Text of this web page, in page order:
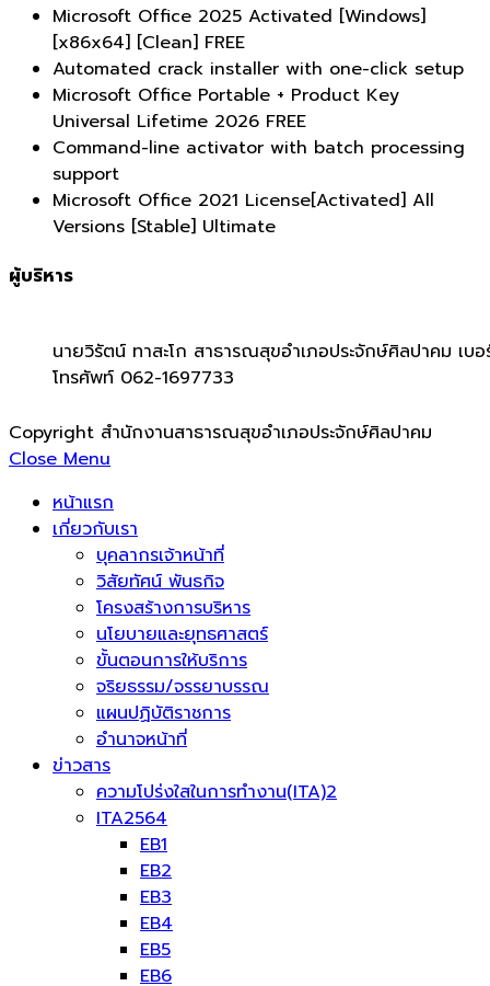
Microsoft Office 2025 Activated [Windows]
[x86x64] [Clean] FREE
Automated crack installer with one-click setup
Microsoft Office Portable + Product Key
Universal Lifetime 2026 FREE
Command-line activator with batch processing
support
Microsoft Office 2021 License[Activated] All
Versions [Stable] Ultimate
ผู้บริหาร
นายวิรัตน์ ทาสะโก สาธารณสุขอำเภอประจักษ์ศิลปาคม เบอ
โทรศัพท์ 062-1697733
Copyright สำนักงานสาธารณสุขอำเภอประจักษ์ศิลปาคม
Close Menu
หน้าแรก
เกี่ยวกับเรา
บุคลากรเจ้าหน้าที่
วิสัยทัศน์ พันธกิจ
โครงสร้างการบริหาร
นโยบายและยุทธศาสตร์
ขั้นตอนการให้บริการ
จริยธรรม/จรรยาบรรณ
แผนปฏิบัติราชการ
อำนาจหน้าที่
ข่าวสาร
ความโปร่งใสในการทำงาน(ITA)2
ITA2564
EB1
EB2
EB3
EB4
EB5
EB6